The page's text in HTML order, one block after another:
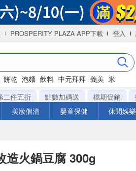
PROSPERITY PLAZA APP下載 登入
餅乾 泡麵 飲料 中元拜拜 義美 米
二件五折 點數加碼送 檔期促銷
美妝個清 嬰童保健 休閒娛樂
造火鍋豆腐 300g